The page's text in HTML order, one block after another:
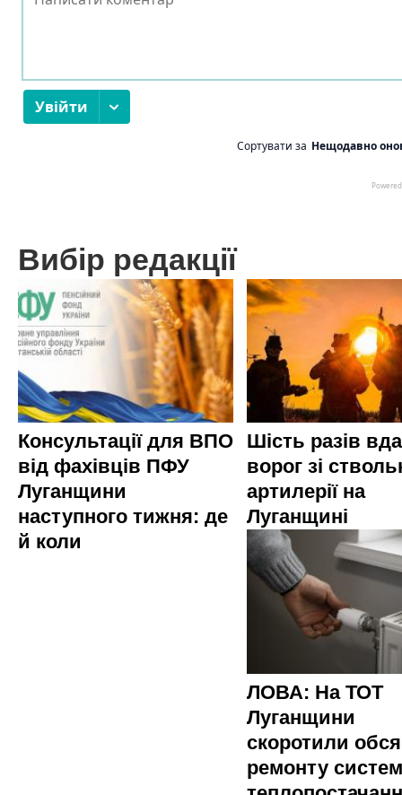
Вибір редакції
Консультації для ВПО
від фахівців ПФУ
Луганщини
наступного тижня: де
й коли
Шість разів
ворог зі
артилерії на
Луганщині
ЛОВА: На ТОТ
Луганщини
скоротили
ремонту